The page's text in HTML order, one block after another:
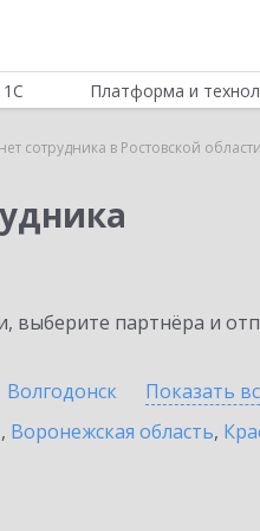
Платформа и
сотрудника в Ростовской области
партнёра и
Волгодонск Показать
, Воронежская область,